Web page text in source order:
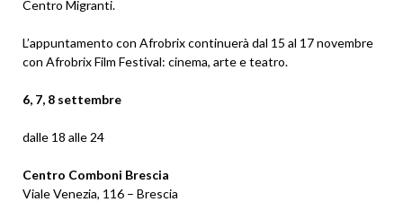
Centro Migranti.
L’appuntamento con Afrobrix continuerà dal 15 al 17 novembre
con Afrobrix Film Festival: cinema, arte e teatro.
6, 7, 8 settembre
dalle 18 alle 24
Centro Comboni Brescia
Viale Venezia, 116 – Brescia